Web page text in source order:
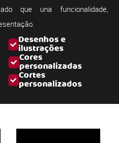
Desenhos e
ilustrações
Cores
personalizadas
Cortes
personalizados
que una funcionalidade,